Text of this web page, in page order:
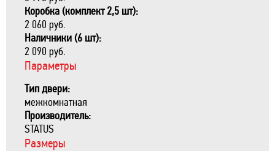
Коробка (комплект 2,5 шт):
2 060 руб.
Наличники (6 шт):
2 090 руб.
Параметры
Тип двери:
межкомнатная
Производитель:
STATUS
Размеры